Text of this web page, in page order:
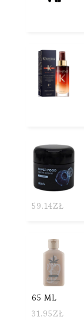
59.14ZŁ
65 ML
31.95ZŁ